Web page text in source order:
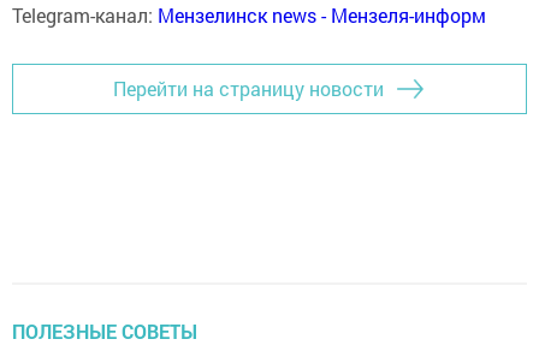
Telegram-канал: Мензелинск news - Мензеля-информ
Перейти на страницу новости
ПОЛЕЗНЫЕ СОВЕТЫ